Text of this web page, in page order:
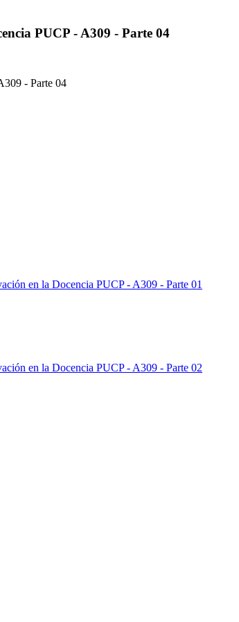
PUCP - A309 - Parte 04
- Parte 04
en la Docencia PUCP - A309 - Parte 01
en la Docencia PUCP - A309 - Parte 02